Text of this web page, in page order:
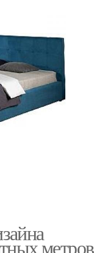
метров